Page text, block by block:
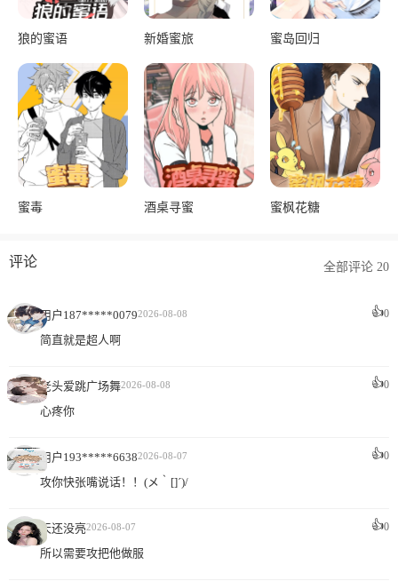
狼的蜜语 新婚蜜旅 蜜岛回归
蜜毒 酒桌寻蜜 蜜枫花糖
评论 全部评论 20
用户187*****00792026-08-08 👍0
简直就是超人啊
老头爱跳广场舞2026-08-08 👍0
心疼你
用户193*****66382026-08-07 👍0
攻你快张嘴说话！！(メ｀[]´)/
天还没亮2026-08-07 👍0
所以需要攻把他做服